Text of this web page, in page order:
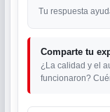
Tu respuesta
Comparte tu
¿La calidad y el
funcionaron?